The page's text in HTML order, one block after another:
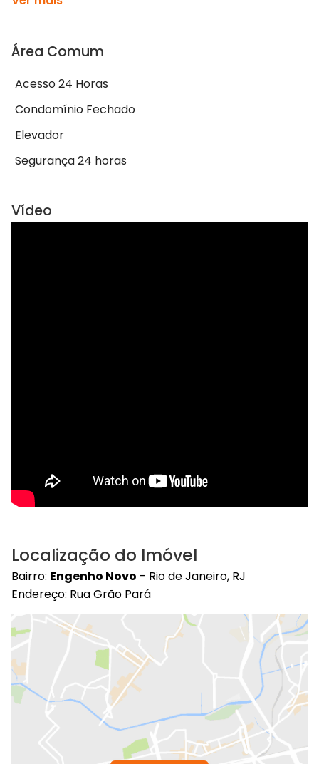
Área Comum
Acesso 24 Horas
Condomínio Fechado
Elevador
Segurança 24 horas
Vídeo
Localização do Imóvel
Bairro: Engenho Novo - Rio de Janeiro, RJ
Endereço: Rua Grão Pará